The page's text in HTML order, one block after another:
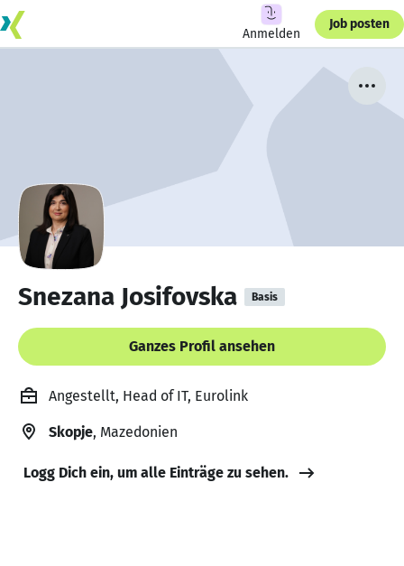
Anmelden
Job posten
Snezana Josifovska Basis
Ganzes Profil ansehen
Angestellt, Head of IT, Eurolink
Skopje, Mazedonien
Logg Dich ein, um alle Einträge zu sehen.